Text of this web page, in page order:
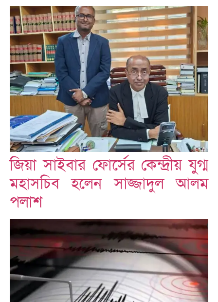
জিয়া সাইবার ফোর্সের কেন্দ্রীয় যুগ্ম
মহাসচিব হলেন সাজ্জাদুল আলম
পলাশ